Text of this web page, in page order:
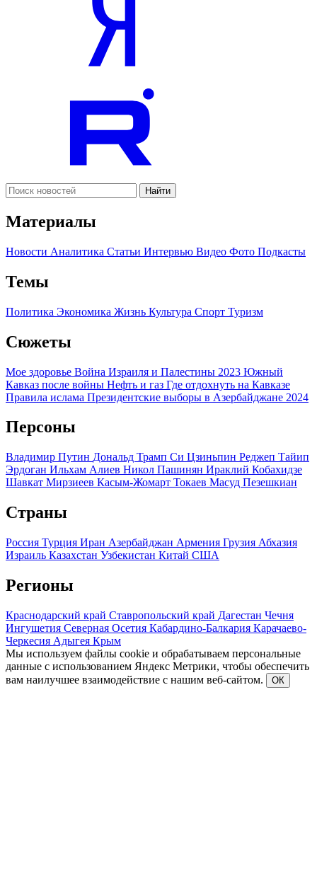
Найти
Материалы
Новости Аналитика Статьи Интервью Видео Фото Подкасты
Темы
Политика Экономика Жизнь Культура Спорт Туризм
Сюжеты
Мое здоровье Война Израиля и Палестины 2023 Южный
Кавказ после войны Нефть и газ Где отдохнуть на Кавказе
Правила ислама Президентские выборы в Азербайджане 2024
Персоны
Владимир Путин Дональд Трамп Си Цзиньпин Реджеп Тайип
Эрдоган Ильхам Алиев Никол Пашинян Ираклий Кобахидзе
Шавкат Мирзиеев Касым-Жомарт Токаев Масуд Пезешкиан
Страны
Россия Турция Иран Азербайджан Армения Грузия Абхазия
Израиль Казахстан Узбекистан Китай США
Регионы
Краснодарский край Ставропольский край Дагестан Чечня
Ингушетия Северная Осетия Кабардино-Балкария Карачаево-
Черкесия Адыгея Крым
Мы используем файлы cookie и обрабатываем персональные
данные с использованием Яндекс Метрики, чтобы обеспечить
вам наилучшее взаимодействие с нашим веб-сайтом.
ОК